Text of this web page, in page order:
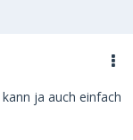
ja auch einfach